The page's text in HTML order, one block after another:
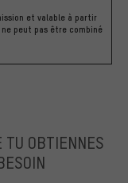
et valable à partir
peut pas être combiné
TU OBTIENNES